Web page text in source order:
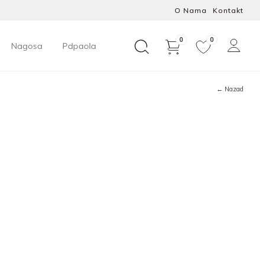
O Nama Kontakt
Nagosa Pdpaola
0 0
← Nazad